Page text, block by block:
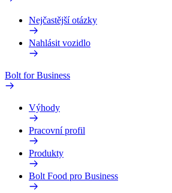
Nejčastější otázky
Nahlásit vozidlo
Bolt for Business
Výhody
Pracovní profil
Produkty
Bolt Food pro Business